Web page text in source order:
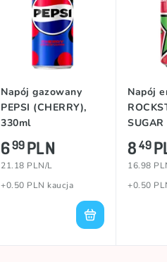
Napój gazowany
PEPSI (CHERRY),
330ml
699PLN
21.18 PLN/L
+0.50 PLN kaucja
Napój
SUGAR
LIME),
849
16.98
+0.50